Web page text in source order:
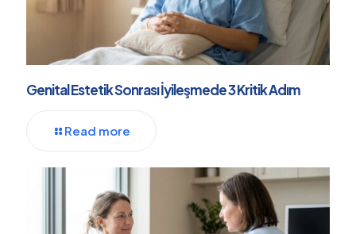
Genital Estetik Sonrası İyileşmede 3 Kritik Adım
Read more